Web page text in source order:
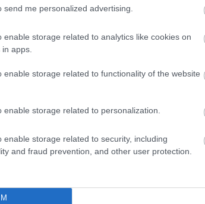
me personalized advertising.
enable storage related to analytics like cookies on
apps.
enable storage related to functionality of the website
enable storage related to personalization.
enable storage related to security, including
and fraud prevention, and other user protection.